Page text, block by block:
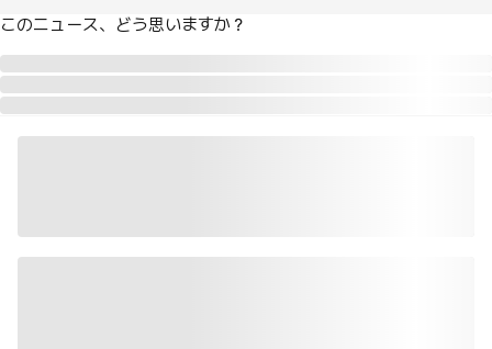
このニュース、どう思いますか？